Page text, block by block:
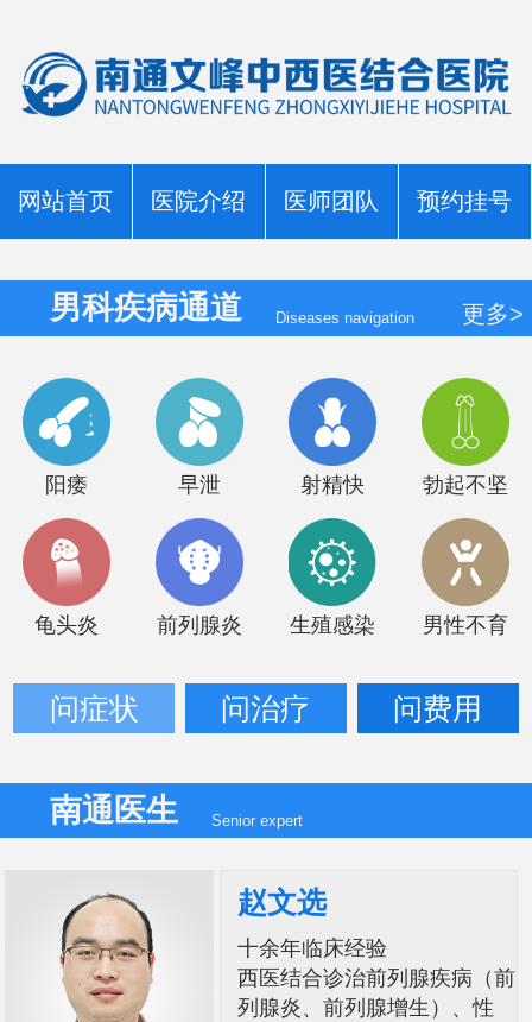
网站首页 医院介绍 医师团队 预约挂号
男科疾病通道 Diseases navigation 更多>
阳痿 早泄 射精快 勃起不坚
龟头炎 前列腺炎 生殖感染 男性不育
问症状 问治疗 问费用
南通医生 Senior expert
赵文选
十余年临床经验
西医结合诊治前列腺疾病（前
列腺炎、前列腺增生）、性